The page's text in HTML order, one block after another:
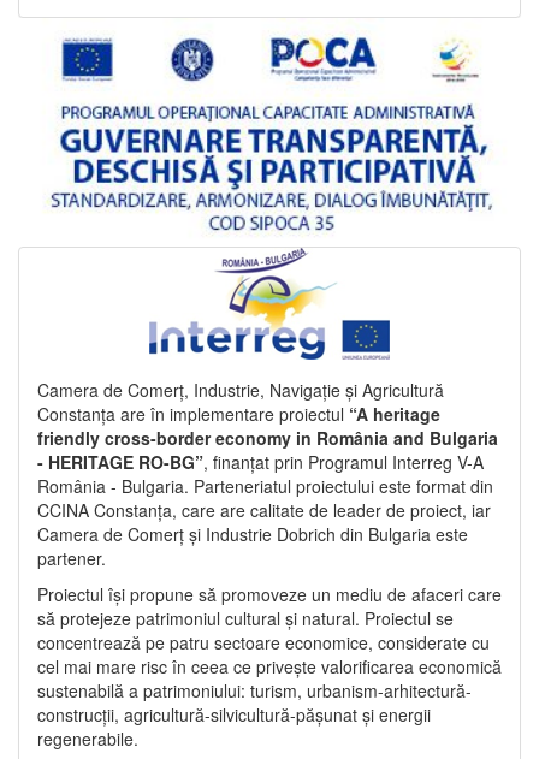
Camera de Comerț, Industrie, Navigație și Agricultură
Constanța are în implementare proiectul “A heritage
friendly cross-border economy in România and Bulgaria
- HERITAGE RO-BG”, finanțat prin Programul Interreg V-A
România - Bulgaria. Parteneriatul proiectului este format din
CCINA Constanța, care are calitate de leader de proiect, iar
Camera de Comerț și Industrie Dobrich din Bulgaria este
partener.
Proiectul își propune să promoveze un mediu de afaceri care
să protejeze patrimoniul cultural și natural. Proiectul se
concentrează pe patru sectoare economice, considerate cu
cel mai mare risc în ceea ce privește valorificarea economică
sustenabilă a patrimoniului: turism, urbanism-arhitectură-
construcții, agricultură-silvicultură-pășunat și energii
regenerabile.